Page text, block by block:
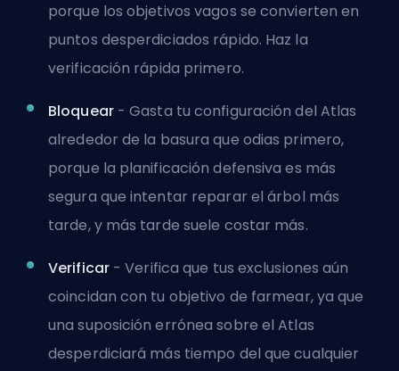
porque los objetivos vagos se convierten en
puntos desperdiciados rápido. Haz la
verificación rápida primero.
Bloquear- Gasta tu configuración del Atlas
alrededor de la basura que odias primero,
porque la planificación defensiva es más
segura que intentar reparar el árbol más
tarde, y más tarde suele costar más.
Verificar- Verifica que tus exclusiones aún
coincidan con tu objetivo de farmear, ya que
una suposición errónea sobre el Atlas
desperdiciará más tiempo del que cualquier